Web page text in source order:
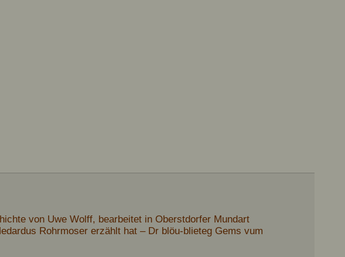
von Uwe Wolff, bearbeitet in Oberstdorfer Mundart
Rohrmoser erzählt hat – Dr blöu-blieteg Gems vum